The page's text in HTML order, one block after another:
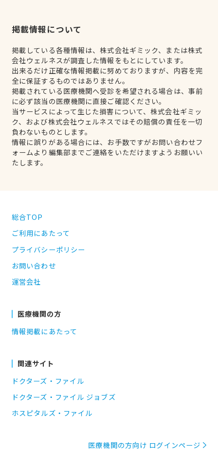
掲載情報について
掲載している各種情報は、株式会社ギミック、または株式
会社ウェルネスが調査した情報をもとにしています。
出来るだけ正確な情報掲載に努めておりますが、内容を完
全に保証するものではありません。
掲載されている医療機関へ受診を希望される場合は、事前
に必ず該当の医療機関に直接ご確認ください。
当サービスによって生じた損害について、株式会社ギミッ
ク、および株式会社ウェルネスではその賠償の責任を一切
負わないものとします。
情報に誤りがある場合には、お手数ですがお問い合わせフ
ォームより編集部までご連絡をいただけますようお願いい
たします。
総合TOP
ご利用にあたって
プライバシーポリシー
お問い合わせ
運営会社
医療機関の方
情報掲載にあたって
関連サイト
ドクターズ・ファイル
ドクターズ・ファイル ジョブズ
ホスピタルズ・ファイル
医療機関の方向け ログインページ